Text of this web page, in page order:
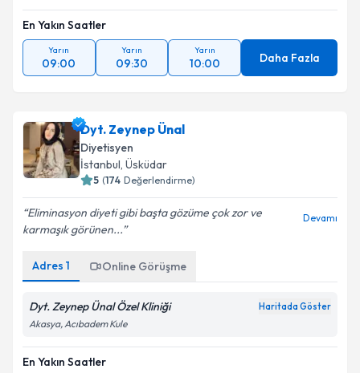
En Yakın Saatler
Yarın
09:00
Yarın
09:30
Yarın
10:00 Daha Fazla
Dyt. Zeynep Ünal
Diyetisyen
İstanbul, Üsküdar
5 (174 Değerlendirme)
Eliminasyon diyeti gibi başta gözüme çok zor ve
karmaşık görünen...
Devamı
Adres 1 Online Görüşme
Dyt. Zeynep Ünal Özel Kliniği Haritada Göster
Akasya, Acıbadem Kule
En Yakın Saatler